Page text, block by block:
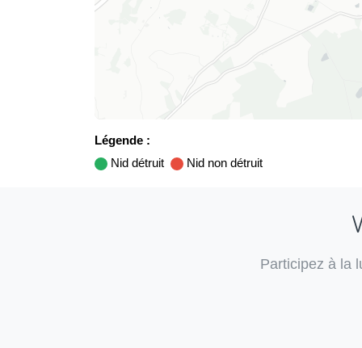
Légende :
Nid détruit
Nid non détruit
Participez à la